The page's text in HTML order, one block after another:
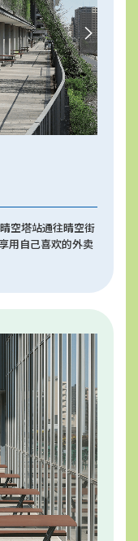
空塔站通往晴空街
用自己喜欢的外卖